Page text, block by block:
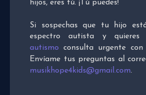
hijos, eres tú. ¡Tú puedes!
Si sospechas que tu hijo
espectro autista y quieres
autismo consulta urgente
Envíame tus preguntas al
musikhope4kids@gmail.com.